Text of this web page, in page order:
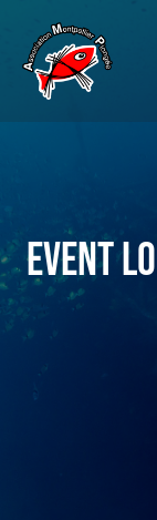
Event